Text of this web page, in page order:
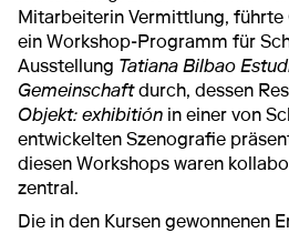
Mitarbeiterin Vermittlung, führte
ein Workshop-Programm für
Ausstellung Tatiana Bilbao
Gemeinschaftdurch, dessen
Objekt: exhibitión in einer von
entwickelten Szenografie
diesen Workshops waren
zentral.
Die in den Kursen gewonnenen